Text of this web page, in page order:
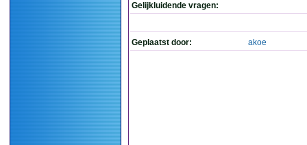
Gelijkluidende vragen:
Geplaatst door: akoe